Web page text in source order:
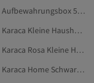
Aufbewahrungsbox 50 X 40 X 30
Karaca Kleine Haushaltsgeräte
Karaca Rosa Kleine Haushaltsgeräte
Karaca Home Schwarz Decken